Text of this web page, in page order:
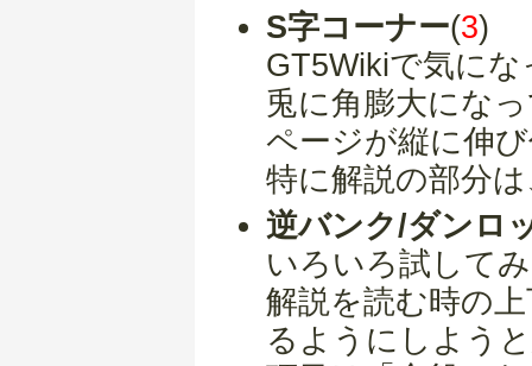
S字コーナー(3)
GT5Wikiで気に
兎に角膨大にな
ページが縦に伸
特に解説の部分
逆バンク/ダンロ
いろいろ試して
解説を読む時の
るようにしよう